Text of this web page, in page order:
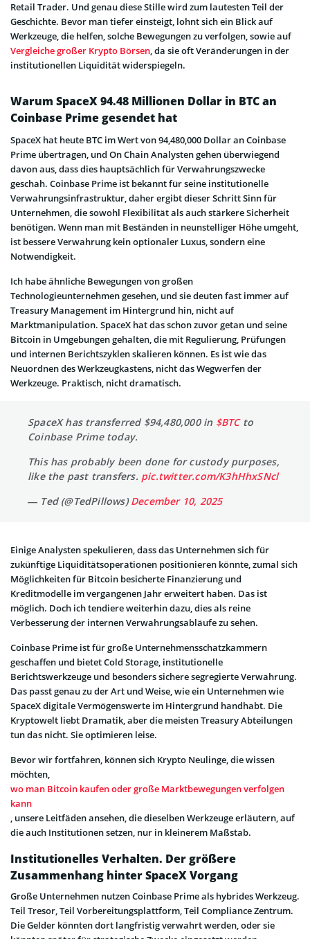
Retail Trader. Und genau diese Stille wird zum lautesten Teil der
Geschichte. Bevor man tiefer einsteigt, lohnt sich ein Blick auf
Werkzeuge, die helfen, solche Bewegungen zu verfolgen, sowie auf
Vergleiche großer Krypto Börsen, da sie oft Veränderungen in der
institutionellen Liquidität widerspiegeln.
Warum SpaceX 94.48 Millionen Dollar in BTC an
Coinbase Prime gesendet hat
SpaceX hat heute BTC im Wert von 94,480,000 Dollar an Coinbase
Prime übertragen, und On Chain Analysten gehen überwiegend
davon aus, dass dies hauptsächlich für Verwahrungszwecke
geschah. Coinbase Prime ist bekannt für seine institutionelle
Verwahrungsinfrastruktur, daher ergibt dieser Schritt Sinn für
Unternehmen, die sowohl Flexibilität als auch stärkere Sicherheit
benötigen. Wenn man mit Beständen in neunstelliger Höhe umgeht,
ist bessere Verwahrung kein optionaler Luxus, sondern eine
Notwendigkeit.
Ich habe ähnliche Bewegungen von großen
Technologieunternehmen gesehen, und sie deuten fast immer auf
Treasury Management im Hintergrund hin, nicht auf
Marktmanipulation. SpaceX hat das schon zuvor getan und seine
Bitcoin in Umgebungen gehalten, die mit Regulierung, Prüfungen
und internen Berichtszyklen skalieren können. Es ist wie das
Neuordnen des Werkzeugkastens, nicht das Wegwerfen der
Werkzeuge. Praktisch, nicht dramatisch.
SpaceX has transferred $94,480,000 in $BTCto
Coinbase Prime today.
This has probably been done for custody purposes,
like the past transfers. pic.twitter.com/K3hHhxSNcl
— Ted (@TedPillows)December 10, 2025
Einige Analysten spekulieren, dass das Unternehmen sich für
zukünftige Liquiditätsoperationen positionieren könnte, zumal sich
Möglichkeiten für Bitcoin besicherte Finanzierung und
Kreditmodelle im vergangenen Jahr erweitert haben. Das ist
möglich. Doch ich tendiere weiterhin dazu, dies als reine
Verbesserung der internen Verwahrungsabläufe zu sehen.
Coinbase Prime ist für große Unternehmensschatzkammern
geschaffen und bietet Cold Storage, institutionelle
Berichtswerkzeuge und besonders sichere segregierte Verwahrung.
Das passt genau zu der Art und Weise, wie ein Unternehmen wie
SpaceX digitale Vermögenswerte im Hintergrund handhabt. Die
Kryptowelt liebt Dramatik, aber die meisten Treasury Abteilungen
tun das nicht. Sie optimieren leise.
Bevor wir fortfahren, können sich Krypto Neulinge, die wissen
möchten,
wo man Bitcoin kaufen oder große Marktbewegungen verfolgen
kann
, unsere Leitfäden ansehen, die dieselben Werkzeuge erläutern, auf
die auch Institutionen setzen, nur in kleinerem Maßstab.
Institutionelles Verhalten. Der größere
Zusammenhang hinter SpaceX Vorgang
Große Unternehmen nutzen Coinbase Prime als hybrides Werkzeug.
Teil Tresor, Teil Vorbereitungsplattform, Teil Compliance Zentrum.
Die Gelder könnten dort langfristig verwahrt werden, oder sie